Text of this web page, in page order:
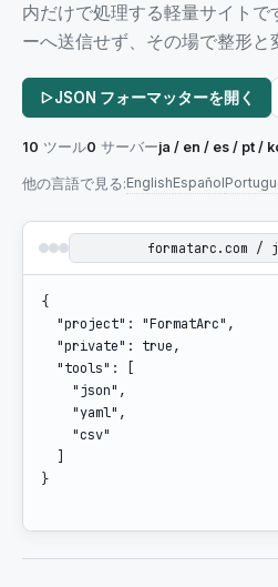
内だけで処理する軽量サイト
ーへ送信せず、その場で整形と
JSON フォーマッターを開く
10 ツール0 サーバーja / en / es / pt /
他の言語で見る:EnglishEspañol
formatarc.com /
{
  "project": "FormatArc",
  "private": true,
  "tools": [
    "json",
    "yaml",
    "csv"
}